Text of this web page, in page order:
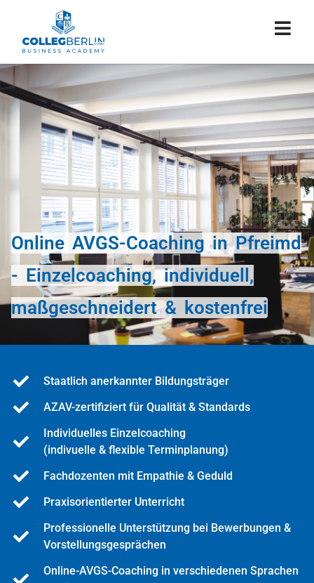
Online AVGS-Coaching in Pfreimd
- Einzelcoaching, individuell,
maßgeschneidert & kostenfrei
Staatlich anerkannter Bildungsträger
AZAV-zertifiziert für Qualität & Standards
Individuelles Einzelcoaching
(indivuelle & flexible Terminplanung)
Fachdozenten mit Empathie & Geduld
Praxisorientierter Unterricht
Professionelle Unterstützung bei Bewerbungen &
Vorstellungsgesprächen
Online-AVGS-Coaching in verschiedenen Sprachen